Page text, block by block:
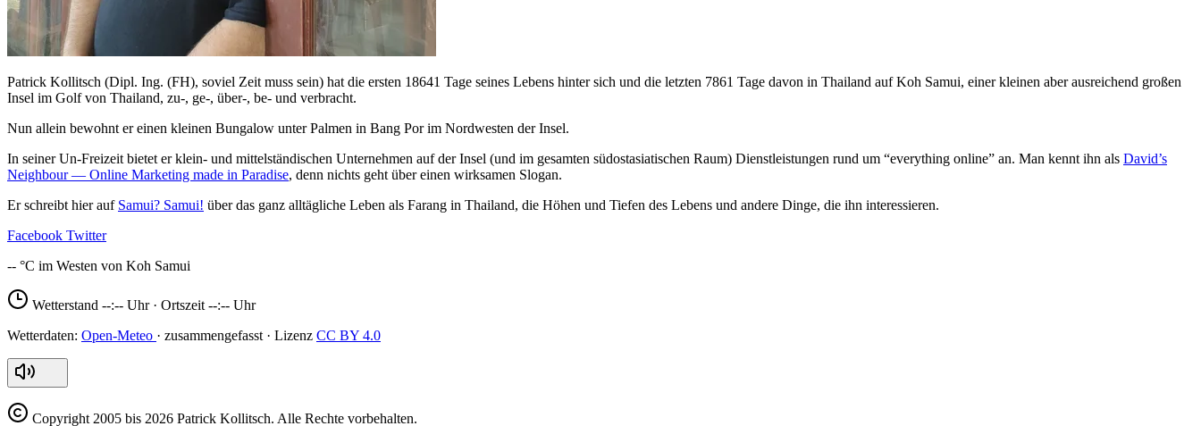
Patrick Kollitsch (Dipl. Ing. (FH), soviel Zeit muss sein) hat die ersten 18641 Tage seines Lebens hinter sich und die letzten 7861 Tage davon in Thailand auf Koh Samui, einer kleinen aber ausreichend großen
Insel im Golf von Thailand, zu-, ge-, über-, be- und verbracht.
Nun allein bewohnt er einen kleinen Bungalow unter Palmen in Bang Por im Nordwesten der Insel.
In seiner Un-Freizeit bietet er klein- und mittelständischen Unternehmen auf der Insel (und im gesamten südostasiatischen Raum) Dienstleistungen rund um “everything online” an. Man kennt ihn als David’s
Neighbour — Online Marketing made in Paradise, denn nichts geht über einen wirksamen Slogan.
Er schreibt hier auf Samui? Samui! über das ganz alltägliche Leben als Farang in Thailand, die Höhen und Tiefen des Lebens und andere Dinge, die ihn interessieren.
Facebook Twitter
--
Wetterstand --:-- Uhr · Ortszeit --:-- Uhr
Open-Meteo
CC BY 4.0
Copyright 2005 bis 2026 Patrick Kollitsch. Alle Rechte vorbehalten.